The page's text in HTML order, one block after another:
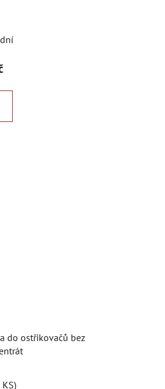
do ostřikovačů bez
KS)